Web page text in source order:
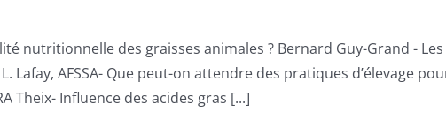
nutritionnelle des graisses animales ? Bernard Guy-Grand -
Lafay, AFSSA- Que peut-on attendre des pratiques d’élevage
Theix- Influence des acides gras [...]